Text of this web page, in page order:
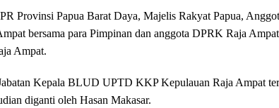
Provinsi Papua Barat Daya, Majelis Rakyat Papua,
bersama para Pimpinan dan anggota DPRK Raja
Ampat.
Kepala BLUD UPTD KKP Kepulauan Raja Ampat
diganti oleh Hasan Makasar.